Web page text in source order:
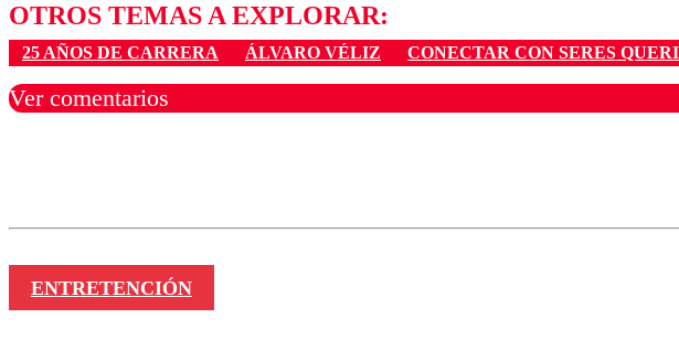
OTROS TEMAS A EXPLORAR:
25 AÑOS DE CARRERA ÁLVARO VÉLIZ CONECTAR CON SERES
Ver comentarios
ENTRETENCIÓN